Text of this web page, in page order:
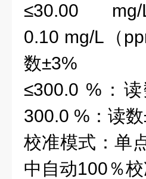
≤30.00
0.10 mg/L（
数±3%
≤300.0 %：
300.0 %： 读数
校准模式：单
中自动100％